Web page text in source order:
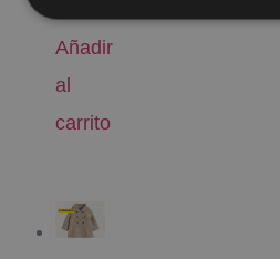
Añadir
al
carrito